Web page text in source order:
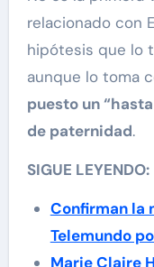
relacionado con
hipótesis que lo
aunque lo toma
puesto un
de paternidad.
SIGUE LEYENDO:
Confirman la
Telemundo
Marie Claire